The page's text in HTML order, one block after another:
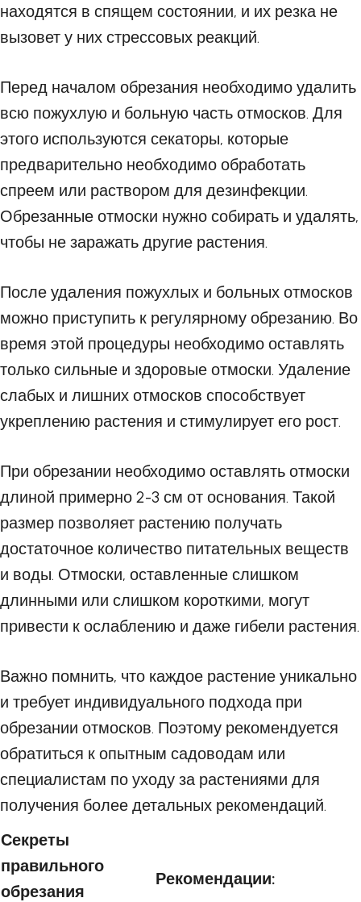
находятся в спящем состоянии, и их резка не
вызовет у них стрессовых реакций.
Перед началом обрезания необходимо удалить
всю пожухлую и больную часть отмосков. Для
этого используются секаторы, которые
предварительно необходимо обработать
спреем или раствором для дезинфекции.
Обрезанные отмоски нужно собирать и удалять,
чтобы не заражать другие растения.
После удаления пожухлых и больных отмосков
можно приступить к регулярному обрезанию. Во
время этой процедуры необходимо оставлять
только сильные и здоровые отмоски. Удаление
слабых и лишних отмосков способствует
укреплению растения и стимулирует его рост.
При обрезании необходимо оставлять отмоски
длиной примерно 2-3 см от основания. Такой
размер позволяет растению получать
достаточное количество питательных веществ
и воды. Отмоски, оставленные слишком
длинными или слишком короткими, могут
привести к ослаблению и даже гибели растения.
Важно помнить, что каждое растение уникально
и требует индивидуального подхода при
обрезании отмосков. Поэтому рекомендуется
обратиться к опытным садоводам или
специалистам по уходу за растениями для
получения более детальных рекомендаций.
Секреты
правильного
обрезания
Рекомендации: